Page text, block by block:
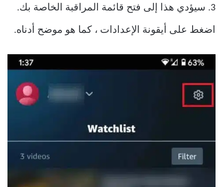
3. سيؤدي هذا إلى فتح قائمة المراقبة الخاصة بك.
اضغط على أيقونة الإعدادات ، كما هو موضح أدناه.